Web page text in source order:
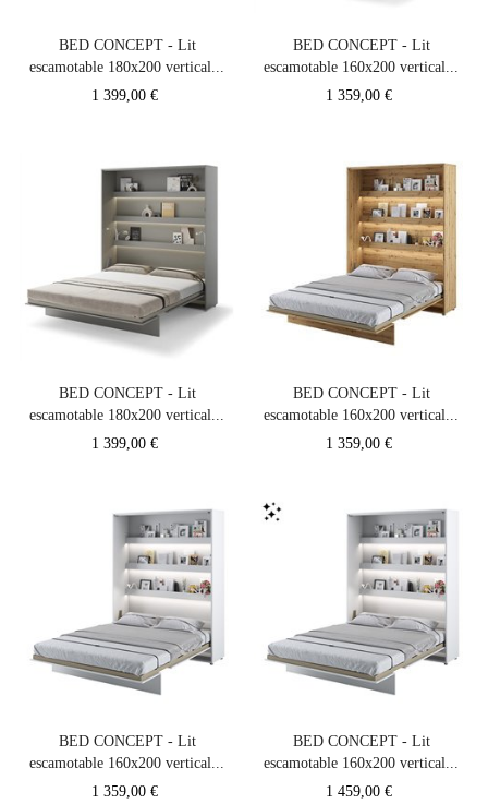
BED CONCEPT - Lit
escamotable 180x200 vertical...
Prix
1 399,00 €
BED CONCEPT - Lit
escamotable 160x200 vertical...
Prix
1 359,00 €
BED CONCEPT - Lit
escamotable 180x200 vertical...
Prix
1 399,00 €
BED CONCEPT - Lit
escamotable 160x200 vertical...
Prix
1 359,00 €
BED CONCEPT - Lit
escamotable 160x200 vertical...
Prix
1 359,00 €
BED CONCEPT - Lit
escamotable 160x200 vertical...
Prix
1 459,00 €